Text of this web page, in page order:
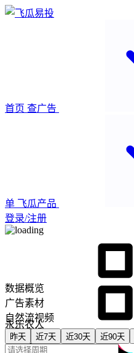
首页 查广告
单 飞瓜产品
登录/注册
永乐农人
数据概览
广告素材
自然流视频
关联直播
关联商品
昨天 近7天 近30天 近90天